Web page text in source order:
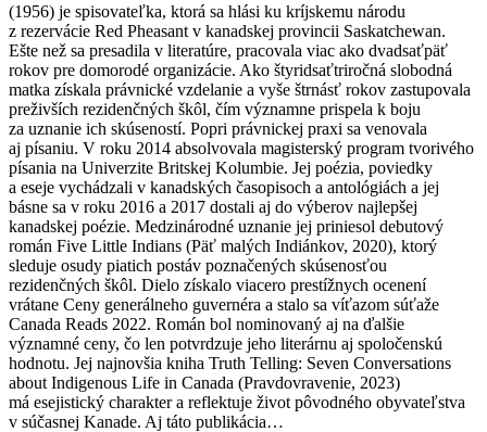
(1956) je spisovateľka, ktorá sa hlási ku kríjskemu národu
z rezervácie Red Pheasant v kanadskej provincii Saskatchewan.
Ešte než sa presadila v literatúre, pracovala viac ako dvadsaťpäť
rokov pre domorodé organizácie. Ako štyridsaťtriročná slobodná
matka získala právnické vzdelanie a vyše štr­násť rokov zastupovala
preživších rezidenčných škôl, čím významne prispela k boju
za uznanie ich skúseností. Popri právnickej praxi sa venovala
aj písaniu. V roku 2014 absolvovala magisterský program tvorivého
písania na Univerzite Britskej Kolumbie. Jej poézia, poviedky
a eseje vychádzali v kanadských časopisoch a antológiách a jej
básne sa v roku 2016 a 2017 dostali aj do výberov najlepšej
kanadskej poézie. Medzinárodné uznanie jej priniesol debutový
román Five Little Indians (Päť malých Indiánkov, 2020), ktorý
sleduje osudy piatich postáv poznačených skúsenosťou
rezidenčných škôl. Dielo získalo viacero prestížnych ocenení
vrátane Ceny generálneho guvernéra a stalo sa víťazom súťaže
Canada Reads 2022. Román bol nominovaný aj na ďalšie
významné ceny, čo len potvrdzuje jeho literárnu aj spoločenskú
hodnotu. Jej najnovšia kniha Truth Telling: Seven Conversations
about Indigenous Life in Canada (Pravdovravenie, 2023)
má esejistický charakter a reflektuje život pôvodného obyvateľstva
v súčasnej Kanade. Aj táto publikácia…